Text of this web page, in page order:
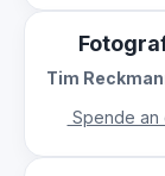
Tim
Spende an